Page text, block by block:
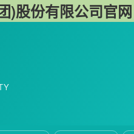
)股份有限公司官网